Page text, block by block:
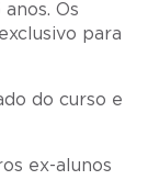
Os
para
do curso e
ex-alunos